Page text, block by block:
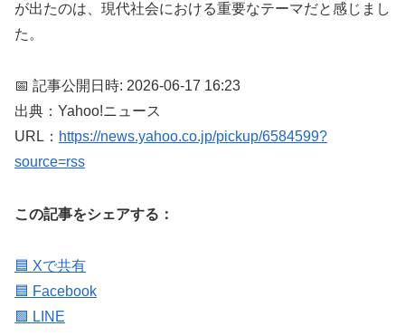
が出たのは、現代社会における重要なテーマだと感じまし
た。
📅 記事公開日時: 2026-06-17 16:23
出典：Yahoo!ニュース
URL： https://news.yahoo.co.jp/pickup/6584599?
source=rss
この記事をシェアする：
🟦 Xで共有
🟦 Facebook
🟩 LINE